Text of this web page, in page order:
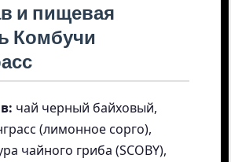
и пищевая
Комбучи
чай черный байховый,
(лимонное сорго),
чайного гриба (SCOBY),